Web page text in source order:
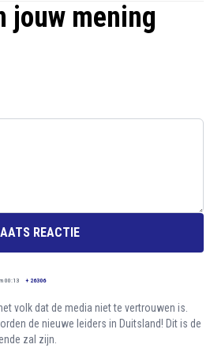
jouw mening
REACTIE
00:13 + 26306
volk dat de media niet te vertrouwen is.
de nieuwe leiders in Duitsland! Dit is de
zal zijn.